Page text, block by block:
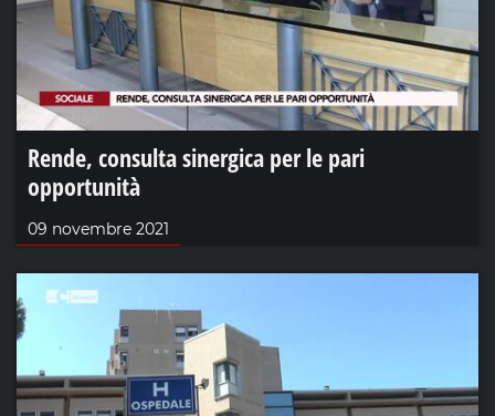
Rende, consulta sinergica per le pari
opportunità
09 novembre 2021